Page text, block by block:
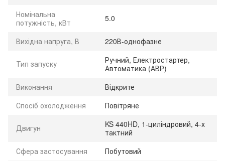
Номінальна
потужність, кВт
5.0
Вихідна напруга, В 220В-однофазне
Тип запуску
Ручний, Електростартер,
Автоматика (АВР)
Виконання
Відкрите
Спосіб охолодження
Повітряне
Двигун
KS 440HD, 1-циліндровий, 4-х
тактний
Сфера застосування
Побутовий